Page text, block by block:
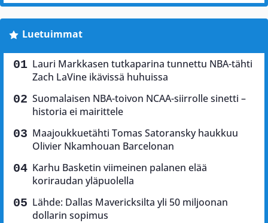
Luetuimmat
Lauri Markkasen tutkaparina tunnettu NBA-tähti
Zach LaVine ikävissä huhuissa
Suomalaisen NBA-toivon NCAA-siirrolle sinetti –
historia ei mairittele
Maajoukkuetähti Tomas Satoransky haukkuu
Olivier Nkamhouan Barcelonan
Karhu Basketin viimeinen palanen elää
koriraudan yläpuolella
Lähde: Dallas Mavericksilta yli 50 miljoonan
dollarin sopimus